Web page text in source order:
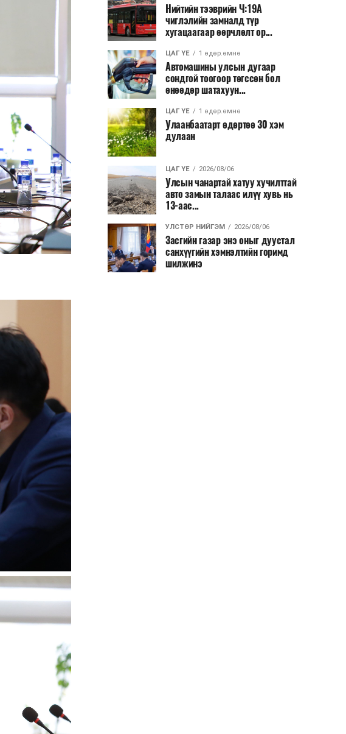
Нийтийн тээврийн Ч:19А
чиглэлийн замналд түр
хугацаагаар өөрчлөлт ор...
ЦАГ ҮЕ 1 өдөр.өмнө
Автомашины улсын дугаар
сондгой тоогоор төгссөн бол
өнөөдөр шатахуун...
ЦАГ ҮЕ 1 өдөр.өмнө
Улаанбаатарт өдөртөө 30 хэм
дулаан
ЦАГ ҮЕ 2026/08/06
Улсын чанартай хатуу хучилттай
авто замын талаас илүү хувь нь
13-аас...
УЛСТӨР НИЙГЭМ 2026/08/06
Засгийн газар энэ оныг дуустал
санхүүгийн хэмнэлтийн горимд
шилжинэ